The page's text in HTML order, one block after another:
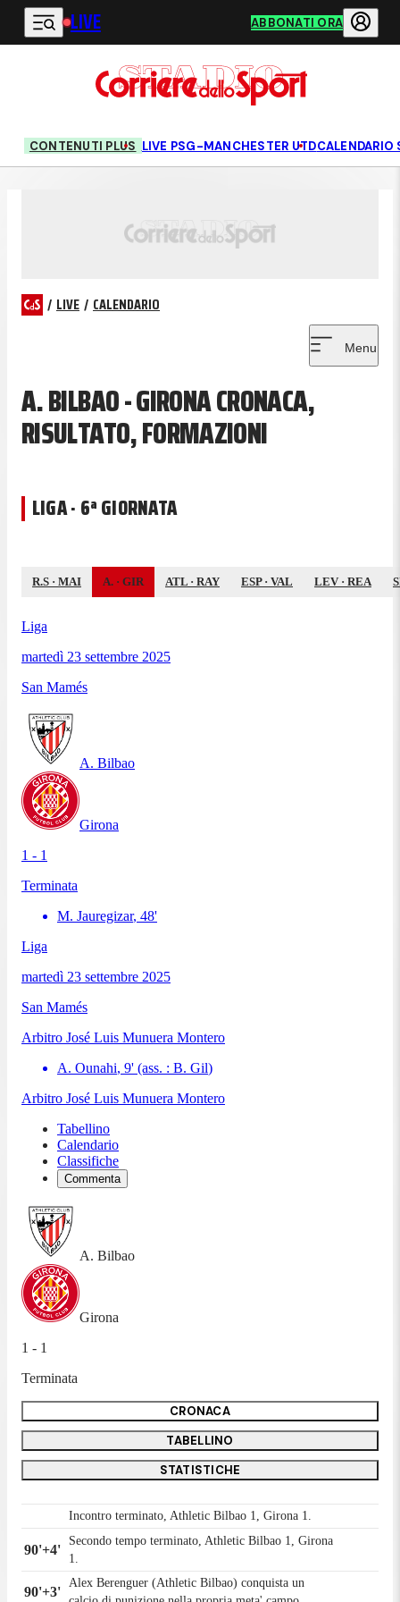
Vai al contenuto principale
LIVE ABBONATI ORA
CONTENUTI PLUS LIVE PSG-MANCHESTER UTDCALENDARIO
/ LIVE / CALENDARIO
Menu
A. BILBAO - GIRONA CRONACA,
RISULTATO, FORMAZIONI
LIGA · 6ª GIORNATA
R.S · MAI A. · GIR ATL · RAY ESP· VAL LEV· REA
Liga
martedì 23 settembre 2025
San Mamés
A. Bilbao
Girona
1 - 1
Terminata
M. Jauregizar, 48'
Liga
martedì 23 settembre 2025
San Mamés
Arbitro José Luis Munuera Montero
A. Ounahi, 9' (ass. : B. Gil)
Arbitro José Luis Munuera Montero
Tabellino
Calendario
Classifiche
Commenta
A. Bilbao
Girona
1 - 1
Terminata
CRONACA
TABELLINO
STATISTICHE
Incontro terminato, Athletic Bilbao 1, Girona 1.
90'+4'
Secondo tempo terminato, Athletic Bilbao 1, Girona
1.
90'+3'
Alex Berenguer (Athletic Bilbao) conquista un